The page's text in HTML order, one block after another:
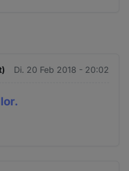
Di. 20 Feb 2018 - 20:02